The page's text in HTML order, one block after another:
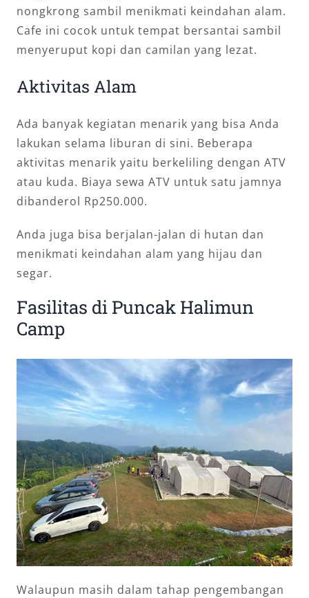
nongkrong sambil menikmati keindahan alam.
Cafe ini cocok untuk tempat bersantai sambil
menyeruput kopi dan camilan yang lezat.
Aktivitas Alam
Ada banyak kegiatan menarik yang bisa Anda
lakukan selama liburan di sini. Beberapa
aktivitas menarik yaitu berkeliling dengan ATV
atau kuda. Biaya sewa ATV untuk satu jamnya
dibanderol Rp250.000.
Anda juga bisa berjalan-jalan di hutan dan
menikmati keindahan alam yang hijau dan
segar.
Fasilitas di Puncak Halimun
Camp
Walaupun masih dalam tahap pengembangan